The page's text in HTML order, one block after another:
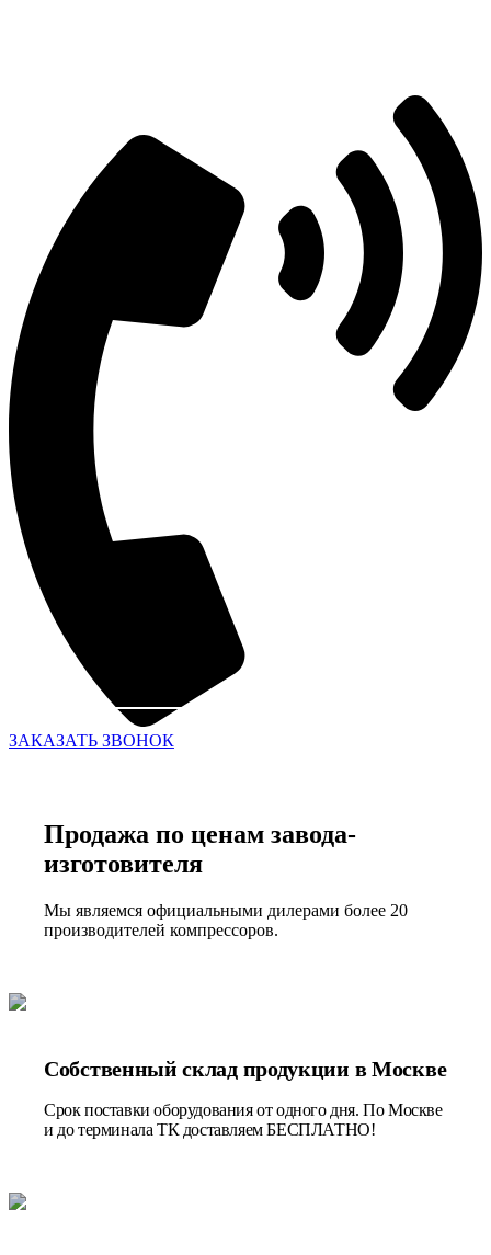
ЗАКАЗАТЬ ЗВОНОК
Продажа по ценам завода-
изготовителя
Мы являемся официальными дилерами более 20
производителей компрессоров.
Собственный склад продукции в Москве
Срок поставки оборудования от одного дня. По Москве
и до терминала ТК доставляем БЕСПЛАТНО!